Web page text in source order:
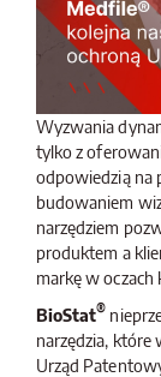
02lip2026
Polacy boją
otyłości.
Wyzwania
tylko z
odpowiedzią na
budowaniem
narzędziem
produktem a
markę w oczach
BioStat®
narzędzia, które
Urząd